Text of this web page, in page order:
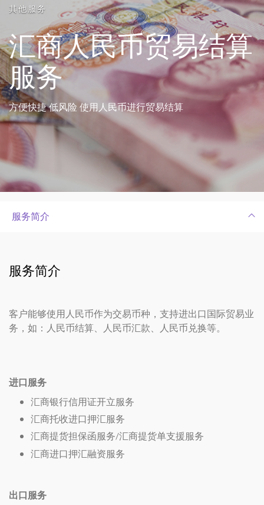
其他服务
汇商人民币贸易结算
服务
方便快捷 低风险 使用人民币进行贸易结算
服务简介
服务简介
客户能够使用人民币作为交易币种，支持进出口国际贸易业
务，如：人民币结算、人民币汇款、人民币兑换等。
进口服务
汇商银行信用证开立服务
汇商托收进口押汇服务
汇商提货担保函服务/汇商提货单支援服务
汇商进口押汇融资服务
出口服务